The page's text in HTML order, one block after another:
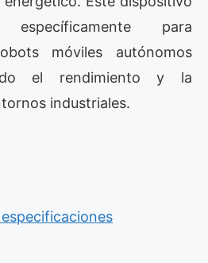
para
móviles autónomos
el rendimiento y la
industriales.